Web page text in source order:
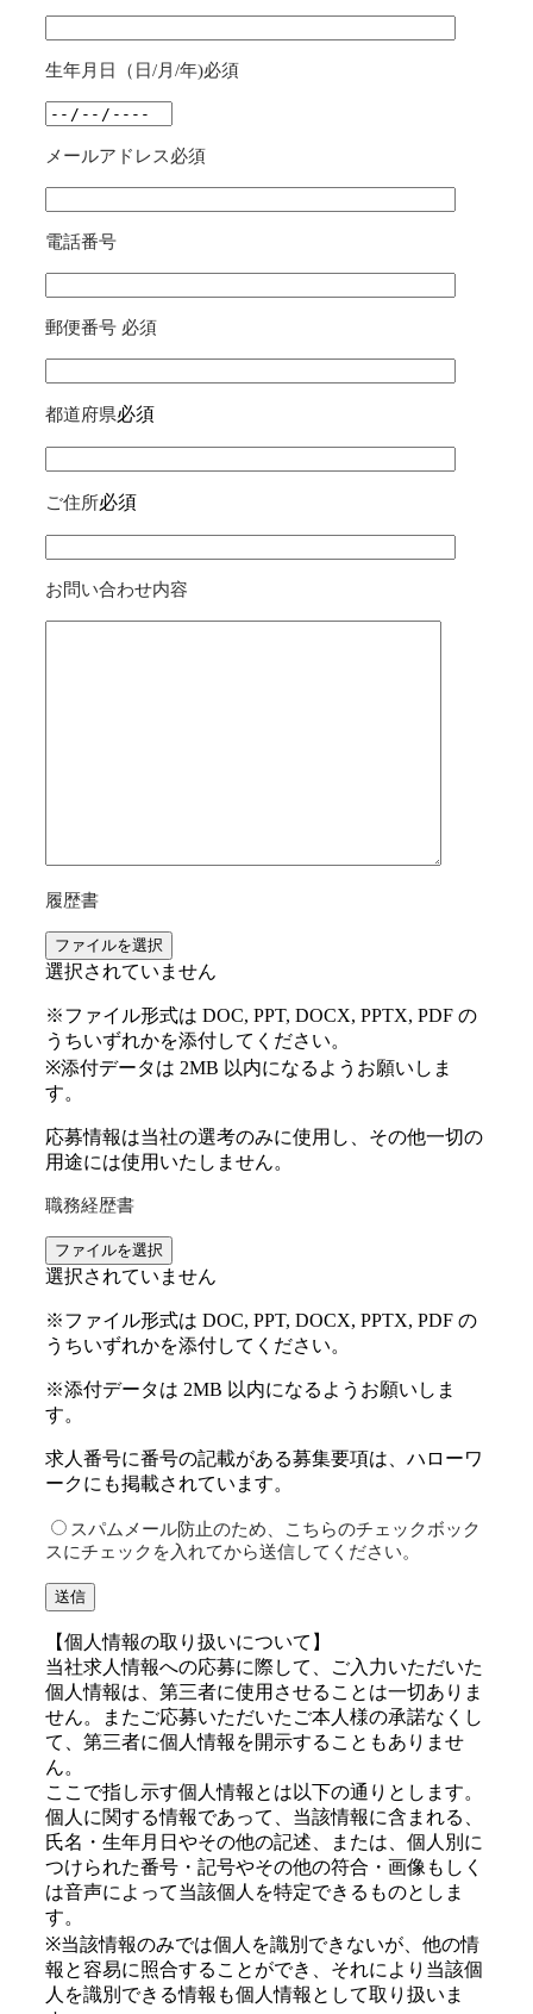
生年月日（日/月/年)必須
メールアドレス必須
電話番号
郵便番号 必須
都道府県必須
ご住所必須
お問い合わせ内容
履歴書
ファイルを選択
選択されていません
※ファイル形式は DOC, PPT, DOCX, PPTX, PDF の
うちいずれかを添付してください。
※添付データは 2MB 以内になるようお願いしま
す。
応募情報は当社の選考のみに使用し、その他一切の
用途には使用いたしません。
職務経歴書
ファイルを選択
選択されていません
※ファイル形式は DOC, PPT, DOCX, PPTX, PDF の
うちいずれかを添付してください。
※添付データは 2MB 以内になるようお願いしま
す。
求人番号に番号の記載がある募集要項は、ハローワ
ークにも掲載されています。
スパムメール防止のため、こちらのチェックボック
スにチェックを入れてから送信してください。
【個人情報の取り扱いについて】
当社求人情報への応募に際して、ご入力いただいた
個人情報は、第三者に使用させることは一切ありま
せん。またご応募いただいたご本人様の承諾なくし
て、第三者に個人情報を開示することもありませ
ん。
ここで指し示す個人情報とは以下の通りとします。
個人に関する情報であって、当該情報に含まれる、
氏名・生年月日やその他の記述、または、個人別に
つけられた番号・記号やその他の符合・画像もしく
は音声によって当該個人を特定できるものとしま
す。
※当該情報のみでは個人を識別できないが、他の情
報と容易に照合することができ、それにより当該個
人を識別できる情報も個人情報として取り扱いま